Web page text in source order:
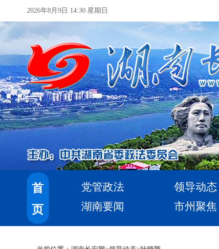
2026年8月9日 14:30 星期日
首
页
党管政法
领导动态
湖南要闻
市州聚焦